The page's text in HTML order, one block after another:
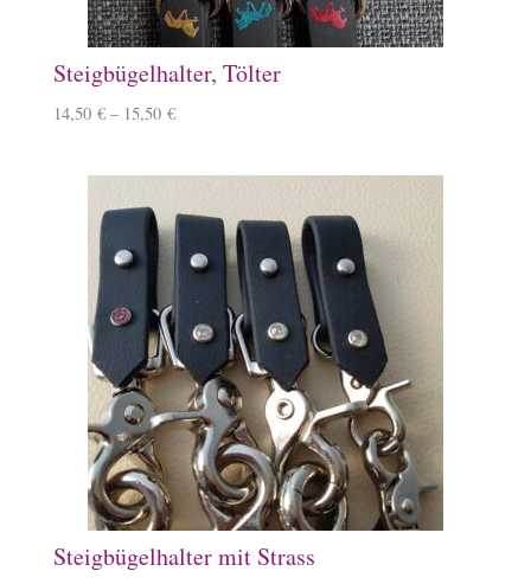
Steigbügelhalter, Tölter
14,50 € – 15,50 €
Steigbügelhalter mit Strass